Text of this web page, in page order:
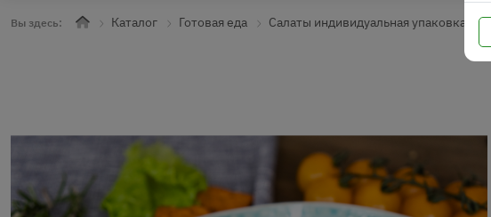
Вы здесь: Каталог Готовая еда Салаты индивидуальная упаковка